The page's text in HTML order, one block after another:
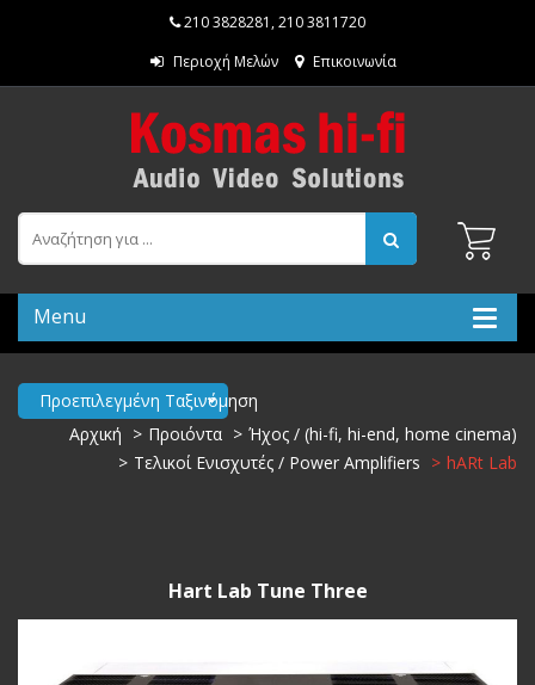
210 3828281 ,210 3811720
Περιοχή Μελών
Επικοινωνία
Menu
Προεπιλεγμένη Ταξινόμηση
Αρχική
Προιόντα
Ήχος / (hi-fi, hi-end, home cinema)
Τελικοί Ενισχυτές / Power Amplifiers
hARt Lab
Hart Lab Tune Three